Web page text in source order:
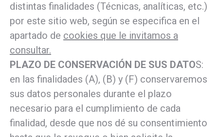
distintas finalidades (Técnicas, analíticas, etc.)
por este sitio web, según se especifica en el
apartado de cookies que le invitamos a
consultar.
PLAZO DE CONSERVACIÓN DE SUS DATOS:
en las finalidades (A), (B) y (F) conservaremos
sus datos personales durante el plazo
necesario para el cumplimiento de cada
finalidad, desde que nos dé su consentimiento